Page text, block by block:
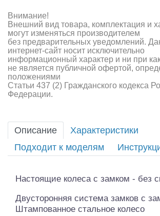
Внимание!
Внешний вид товара, комплектация и
могут изменяться производителем
без предварительных уведомлений.
интернет-сайт носит исключительно
информационный характер и ни при
не является публичной офертой,
положениями
Статьи 437 (2) Гражданского кодекса
Федерации.
Описание
Характеристики
Подходит к моделям
Настоящие колеса с замком - без
Двусторонняя система замков с
Штампованное стальное колесо